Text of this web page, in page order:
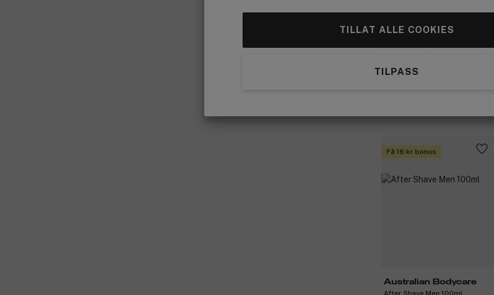
TILLAT ALLE COOKIES
TILPASS
Pure Oil 30ml
Få 16 kr bonus
Australian Bodycare
After Shave Men 100ml